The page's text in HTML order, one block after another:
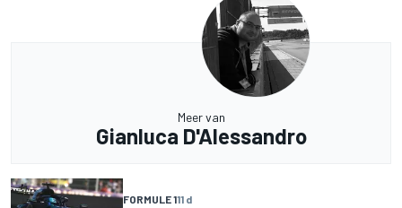
Meer van
Gianluca D'Alessandro
FORMULE 111 d